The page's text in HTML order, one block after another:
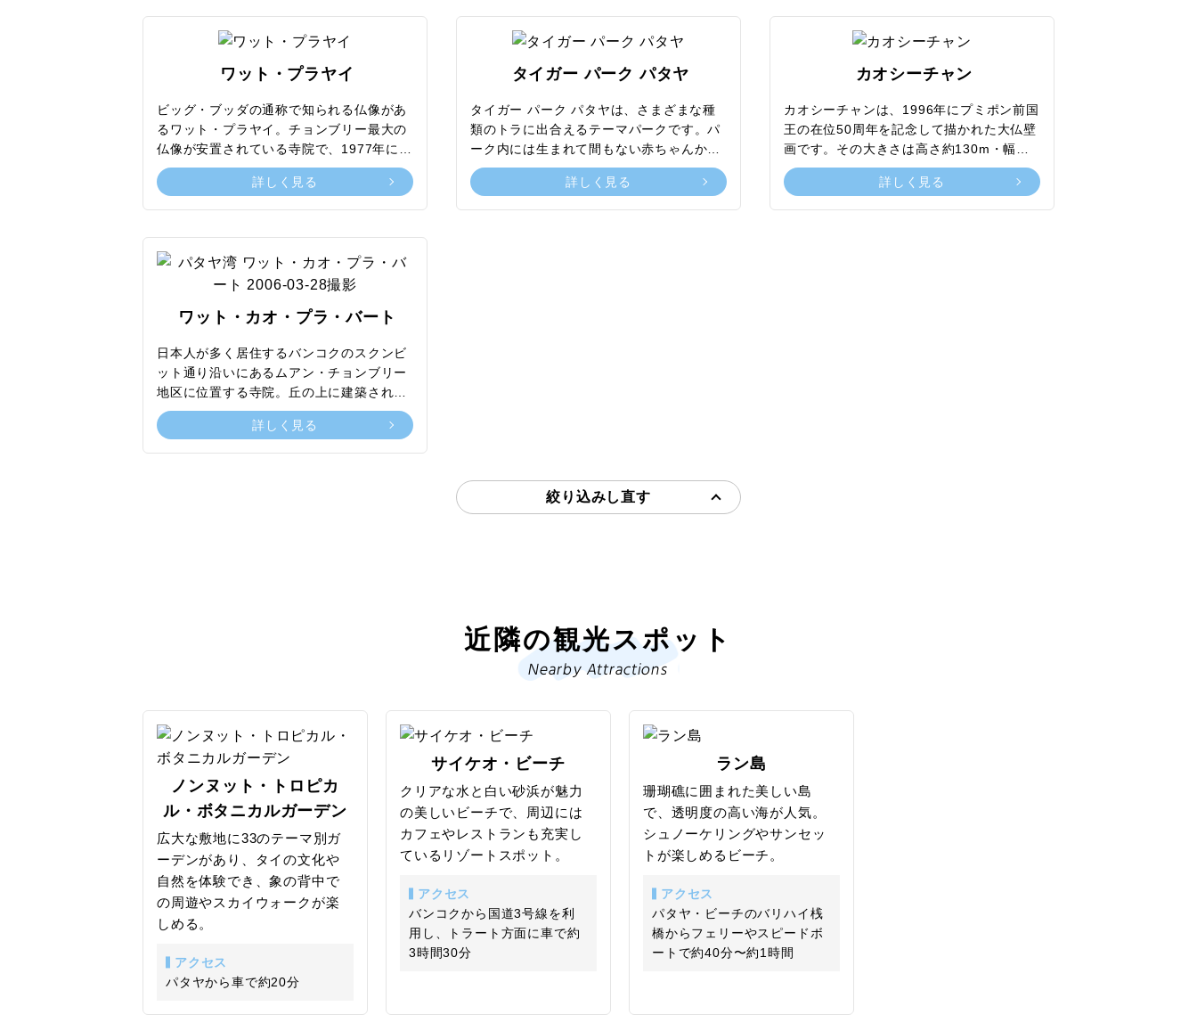
屋、ローカルフードやスイーツが堪能でき
る店など幅広く揃っており、多くの観光客
でにぎわいます。また、ボートやジップラ
イン、お化け屋敷、迷路など多彩なアクテ
ィビティも満喫できるため、子どもから大
人まで楽しめるのも魅力。タイの文化に触
験したい人にぜひ訪れてほしいスポットで
3パターンの方法で地上まで降りるアクテ
ィビティもあり、スリリングな体験ができ
ると観光客の人気を集めています。そのほ
かにも、施設内には巨大なウォータースラ
イダーが楽しめるパタヤ・ウォーター・パ
ークやリゾートホテルパタヤ・パーク・ビ
すめのスポットです。
ぞれでショッピングが楽しめるだけでな
く、フォトジェニックな写真を撮影したり
海外旅行気分を味わえたりすることでも訪
れる人を魅了しています。また、レストラ
ンやフードコートも充実しているのでグル
メを堪能できるほか、映画館やスーパーマ
エティ豊かに楽しめる場所としても人気で
ワット・プラヤイ
ビッグ・ブッダの通称で知られる仏像があ
るワット・プラヤイ。チョンブリー最大の
仏像が安置されている寺院で、1977年に建
てられました。寺院の前の道沿いには釣鐘
が多く並んでおり、鳴らすとご利益がある
とされています。巨大な金色のナーガ（守
18m・幅約10mの仏陀。晴れた日には青空
と金色の仏像のコントラストが見事で、思
わず圧倒されるほどの美しさです。周囲に
は、曜日ごとの守護仏が並んでおり自分の
生まれた曜日の仏に祈りを捧げられるほ
か、パタヤ・ビーチやパタヤ市街地を一望
できるビュースポットも。タイらしさを感
じられる場所で、国内外問わず連日多くの
人々が訪れます。
詳しく見る
タイガー パーク パタヤ
タイガー パーク パタヤは、さまざまな種
類のトラに出合えるテーマパークです。パ
ーク内には生まれて間もない赤ちゃんから
大型サイズの迫力あるトラまで暮らしてお
り、実際にトラに触れ合える貴重な体験が
できます。獣医やトレーナーの管理のもと
詳しく見る
カオシーチャン
カオシーチャンは、1996年にプミポン前国
王の在位50周年を記念して描かれた大仏壁
画です。その大きさは高さ約130m・幅約
70mにもおよぶ世界最大級の巨大な仏像
で、元々は建設目的で半分ほど削られてい
たシーチャン山の岩肌に彫刻されました。
詳しく見る
ワット・カオ・プラ・バート
日本人が多く居住するバンコクのスクンビ
ット通り沿いにあるムアン・チョンブリー
地区に位置する寺院。丘の上に建築されて
いるため、境内から青く美しいパタヤ・ビ
ーチを眺められる人気のスポットです。小
さいながらも道は綺麗に舗装され、門をく
詳しく見る
絞り込みし直す
近隣の観光スポット
Nearby Attractions
ノンヌット・トロピカ
ル・ボタニカルガーデン
広大な敷地に33のテーマ別ガ
ーデンがあり、タイの文化や
自然を体験でき、象の背中で
の周遊やスカイウォークが楽
しめる。
アクセス
パタヤから車で約20分
サイケオ・ビーチ
クリアな水と白い砂浜が魅力
の美しいビーチで、周辺には
カフェやレストランも充実し
ているリゾートスポット。
アクセス
バンコクから国道3号線を利
用し、トラート方面に車で約
3時間30分
ラン島
珊瑚礁に囲まれた美しい島
で、透明度の高い海が人気。
シュノーケリングやサンセッ
トが楽しめるビーチ。
アクセス
パタヤ・ビーチのバリハイ桟
橋からフェリーやスピードボ
ートで約40分〜約1時間